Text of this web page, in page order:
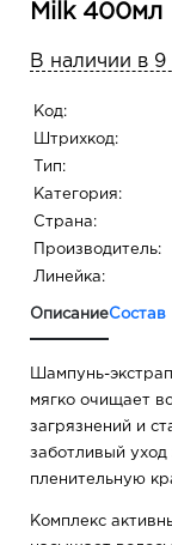
Milk 400мл
В наличии в 9
Код:
Штрихкод:
Тип:
Категория:
Страна:
Производитель:
Линейка:
ОписаниеСостав
Шампунь-
мягко очищает
загрязнений и
заботливый уход
пленительную
Комплекс